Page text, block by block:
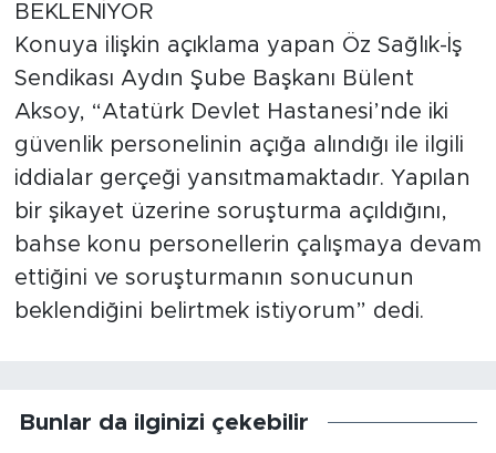
BEKLENİYOR
Konuya ilişkin açıklama yapan Öz Sağlık-İş
Sendikası Aydın Şube Başkanı Bülent
Aksoy, “Atatürk Devlet Hastanesi’nde iki
güvenlik personelinin açığa alındığı ile ilgili
iddialar gerçeği yansıtmamaktadır. Yapılan
bir şikayet üzerine soruşturma açıldığını,
bahse konu personellerin çalışmaya devam
ettiğini ve soruşturmanın sonucunun
beklendiğini belirtmek istiyorum” dedi.
Bunlar da ilginizi çekebilir